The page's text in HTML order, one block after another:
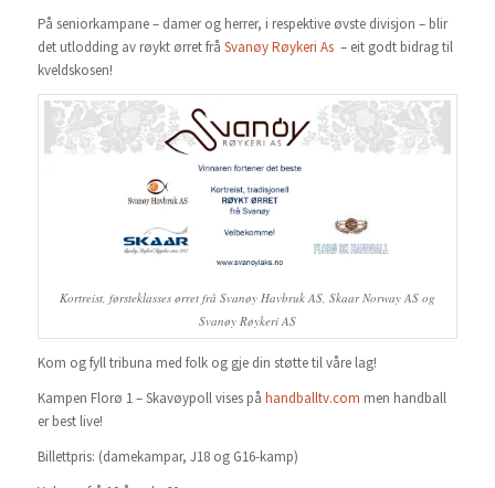
På seniorkampane – damer og herrer, i respektive øvste divisjon – blir
det utlodding av røykt ørret frå Svanøy Røykeri As– eit godt bidrag til
kveldskosen!
Kortreist, førsteklasses ørret frå Svanøy Havbruk AS, Skaar Norway AS og
Svanøy Røykeri AS
Kom og fyll tribuna med folk og gje din støtte til våre lag!
Kampen Florø 1 – Skavøypoll vises på handballtv.com men handball
er best live!
Billettpris: (damekampar, J18 og G16-kamp)